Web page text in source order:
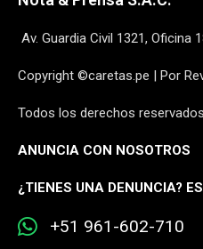
Av. Guardia Civil 1321, Oficina
Copyright ©caretas.pe | Por
Todos los derechos reservados
ANUNCIA CON NOSOTROS
¿TIENES UNA DENUNCIA?
+51 961-602-710